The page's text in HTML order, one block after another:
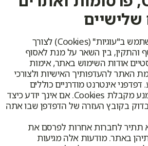
האתר יכול וישתמש ב"עוגיות" (Cookies) לצורך
והתקין, בין השאר על מנת לאסוף
אודות השימוש באתר, אימות
האתר להעדפותיך האישיות ולצורכי
אינטרנט מודרניים כוללים
אפשרות להימנע מקבלת Cookies. אם אינך יודע כיצד
בקובץ העזרה של הדפדפן שבו אתה
תתיר לחברות אחרות לפרסם את
באתר. מודעות אלה מגיעות